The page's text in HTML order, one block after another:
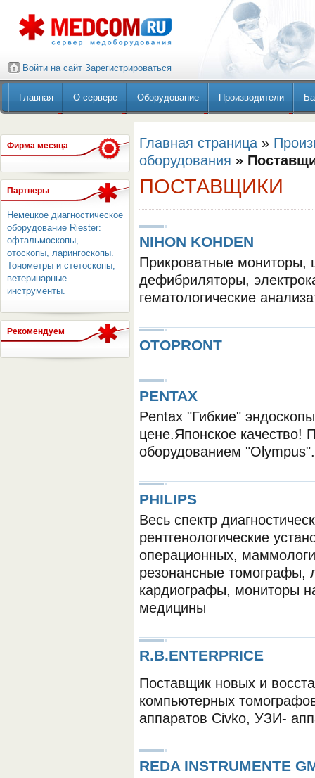
Войти на сайт Зарегистрироваться
Главная О сервере Оборудование Производители
Фирма месяца
Партнеры
Немецкое диагностическое
оборудование Riester:
офтальмоскопы,
отоскопы, ларингоскопы.
Тонометры и стетоскопы,
ветеринарные
инструменты.
Рекомендуем
Главная страница »
оборудования »
ПОСТАВЩИКИ
NIHON KOHDEN
Прикроватные мониторы,
дефибриляторы,
гематологические
OTOPRONT
PENTAX
Pentax "Гибкие"
цене.Японское качество!
оборудованием "Olympus".
PHILIPS
Весь спектр
рентгенологические
операционных,
резонансные томографы,
кардиографы, мониторы
медицины
R.B.ENTERPRICE
Поставщик новых и
компьютерных
аппаратов Civko, УЗИ-
REDA INSTRUMENTE